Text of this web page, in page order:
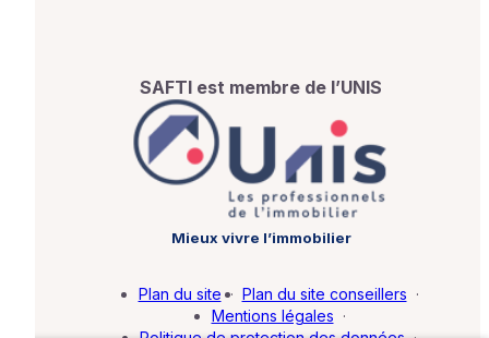
SAFTI est membre de l’UNIS
Mieux vivre l’immobilier
Plan du site · Plan du site conseillers ·
Mentions légales ·